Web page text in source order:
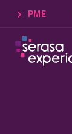
PME